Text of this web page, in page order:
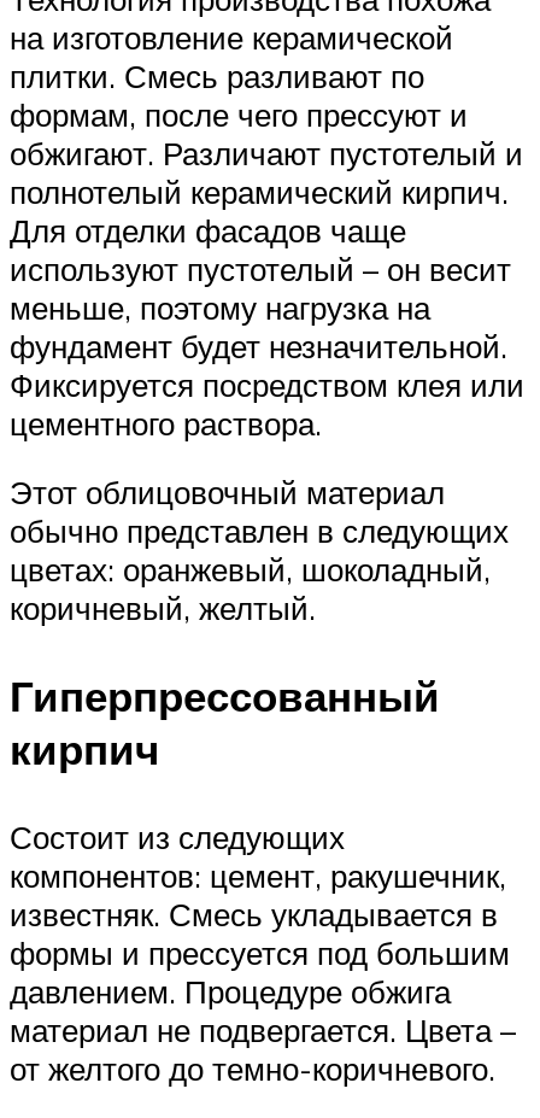
на изготовление керамической
плитки. Смесь разливают по
формам, после чего прессуют и
обжигают. Различают пустотелый и
полнотелый керамический кирпич.
Для отделки фасадов чаще
используют пустотелый – он весит
меньше, поэтому нагрузка на
фундамент будет незначительной.
Фиксируется посредством клея или
цементного раствора.
Этот облицовочный материал
обычно представлен в следующих
цветах: оранжевый, шоколадный,
коричневый, желтый.
Гиперпрессованный
кирпич
Состоит из следующих
компонентов: цемент, ракушечник,
известняк. Смесь укладывается в
формы и прессуется под большим
давлением. Процедуре обжига
материал не подвергается. Цвета –
от желтого до темно-коричневого.